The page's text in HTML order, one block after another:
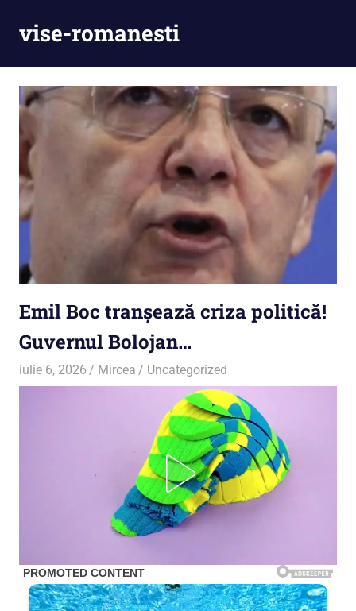
vise-romanesti
Emil Boc tranșează criza politică!
Guvernul Bolojan…
iulie 6, 2026 Mircea Uncategorized